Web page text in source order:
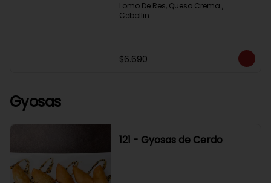
Lomo De Res, Queso Crema ,
Cebollin
$6.690
Gyosas
121 - Gyosas de Cerdo